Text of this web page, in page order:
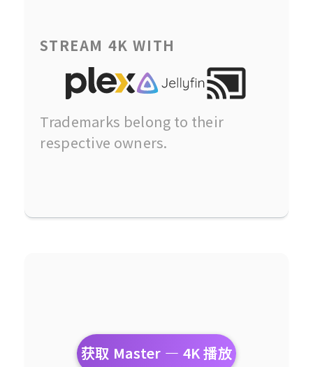
STREAM 4K WITH
Trademarks belong to their
respective owners.
获取 Master — 4K 播放